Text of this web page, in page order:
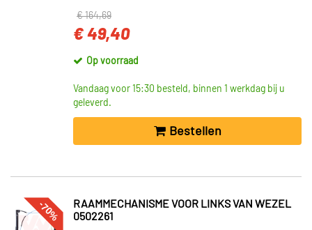
€ 164,69
€ 49,40
Op voorraad
Vandaag voor 15:30 besteld, binnen 1 werkdag bij u
geleverd.
Bestellen
-70%
RAAMMECHANISME VOOR LINKS VAN WEZEL
0502261